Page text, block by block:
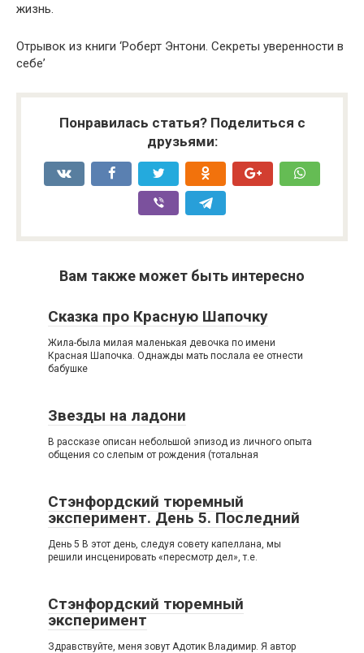
жизнь.
Отрывок из книги ‘Роберт Энтони. Секреты уверенности в
себе’
Понравилась статья? Поделиться с
друзьями:
Вам также может быть интересно
Сказка про Красную Шапочку
Жила-была милая маленькая девочка по имени
Красная Шапочка. Однажды мать послала ее отнести
бабушке
Звезды на ладони
В рассказе описан небольшой эпизод из личного опыта
общения со слепым от рождения (тотальная
Стэнфордский тюремный
эксперимент. День 5. Последний
День 5 В этот день, следуя совету капеллана, мы
решили инсценировать «пересмотр дел», т.е.
Стэнфордский тюремный
эксперимент
Здравствуйте, меня зовут Адотик Владимир. Я автор